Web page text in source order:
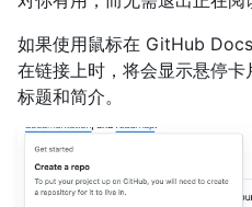
如果使用鼠标在 GitHub
在链接上时，将会显示悬停卡
标题和简介。